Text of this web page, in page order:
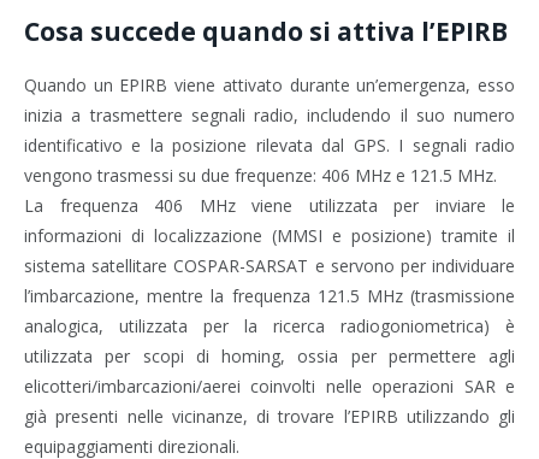
Cosa succede quando si attiva l’EPIRB
Quando un EPIRB viene attivato durante un’emergenza, esso
inizia a trasmettere segnali radio, includendo il suo numero
identificativo e la posizione rilevata dal GPS. I segnali radio
vengono trasmessi su due frequenze: 406 MHz e 121.5 MHz.
La frequenza 406 MHz viene utilizzata per inviare le
informazioni di localizzazione (MMSI e posizione) tramite il
sistema satellitare COSPAR-SARSAT e servono per individuare
l’imbarcazione, mentre la frequenza 121.5 MHz (trasmissione
analogica, utilizzata per la ricerca radiogoniometrica) è
utilizzata per scopi di homing, ossia per permettere agli
elicotteri/imbarcazioni/aerei coinvolti nelle operazioni SAR e
già presenti nelle vicinanze, di trovare l’EPIRB utilizzando gli
equipaggiamenti direzionali.